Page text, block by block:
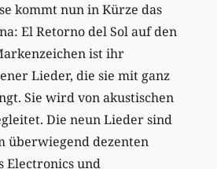
kommt nun in Kürze das
El Retorno del Sol auf den
ist ihr
Lieder, die sie mit ganz
Sie wird von akustischen
Die neun Lieder sind
überwiegend dezenten
Electronics und